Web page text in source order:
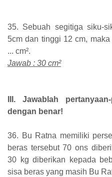
35. Sebuah segitiga siku-
5cm dan tinggi 12 cm,
... cm².
Jawab : 30 cm²
III. Jawablah
dengan benar!
36. Bu Ratna memiliki
beras tersebut 70 ons
30 kg diberikan kepada
sisa beras yang masih Bu